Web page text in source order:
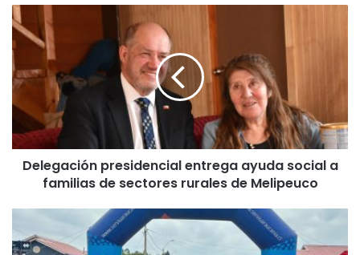
D
e
l
e
g
i
ó
s
i
Delegación presidencial entrega ayuda social a
familias de sectores rurales de Melipeuco
o
b